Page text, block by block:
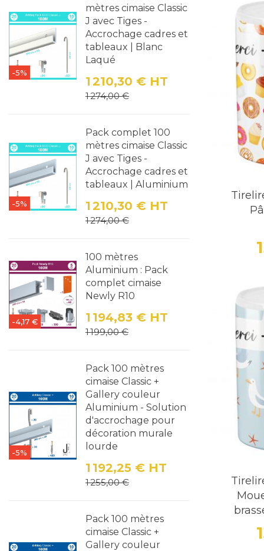
-5%
mètres cimaise Classic
J avec Tiges -
Accrochage cadres et
tableaux | Blanc
Laqué
Prix
1 210,30 € HT
Prix de base
1 274,00 €
-5%
Pack complet 100
mètres cimaise Classic
J avec Tiges -
Accrochage cadres et
tableaux | Aluminium
Prix
1 210,30 € HT
Prix de base
1 274,00 €
-4,17 €
100 mètres
Aluminium : Pack
complet cimaise
Newly R10
Prix
1 194,83 € HT
Prix de base
1 199,00 €
-5%
Pack 100 mètres
cimaise Classic +
Gallery couleur
Aluminium - Solution
d'accrochage pour
décoration murale
lourde
Prix
1 192,25 € HT
Prix de base
1 255,00 €
Pack 100 mètres
cimaise Classic +
Gallery couleur
2.
rustique
3.
Un brin
"Un petit
légères
4.
Avec la
Où
optimiser
Près de la
Sur le
Sur les
Avec un
pourboire.
Acheter